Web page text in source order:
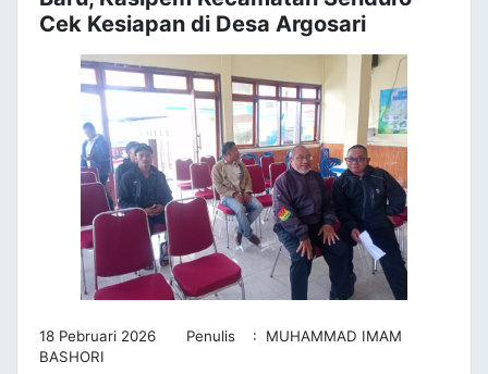
Cek Kesiapan di Desa Argosari
18 Pebruari 2026 Penulis : MUHAMMAD IMAM
BASHORI